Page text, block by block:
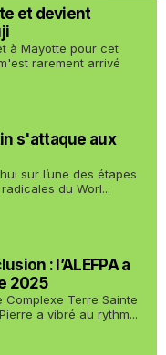
et devient
à Mayotte pour cet
rarement arrivé
s'attaque aux
sur l’une des étapes
du Worl...
: l’ALEFPA a
2025
Terre Sainte
a vibré au rythm...